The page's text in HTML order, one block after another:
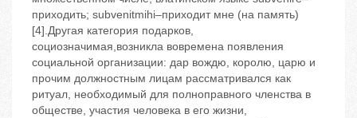
приходить; subvenitmihi–приходит мне (на память)
[4].Другая категория подарков,
социозначимая,возникла вовремена появления
социальной организации: дар вождю, королю, царю и
прочим должностным лицам рассматривался как
ритуал, необходимый для полноправного членства в
обществе, участия человека в его жизни,